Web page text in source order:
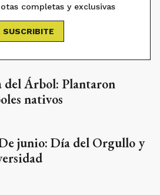
completas y exclusivas
SUSCRIBITE
del Árbol: Plantaron
nativos
junio: Día del Orgullo y